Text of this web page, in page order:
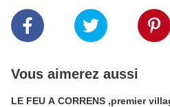
Vous aimerez aussi
LE FEU A CORRENS ,premier